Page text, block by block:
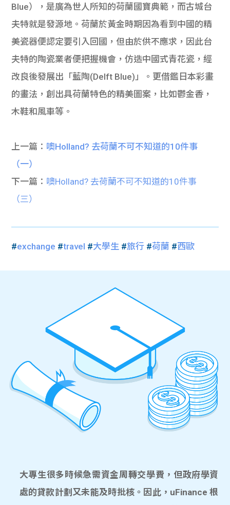
Blue），是廣為世人所知的荷蘭國寶典範，而古城台
夫特就是發源地。荷蘭於黃金時期因為看到中國的精
美瓷器便認定要引入回國，但由於供不應求，因此台
夫特的陶瓷業者便把握機會，仿造中國式青花瓷，經
改良後發展出「藍陶(Delft Blue)」。更借鑑日本彩畫
的畫法，創出具荷蘭特色的精美圖案，比如鬱金香，
木鞋和風車等。
上一篇： 噢Holland? 去荷蘭不可不知道的10件事
（一）
下一篇： 噢Holland? 去荷蘭不可不知道的10件事
（三）
#exchange #travel #大學生 #旅行 #荷蘭 #西歐
大專生很多時候急需資金周轉交學費，但政府學資
處的貸款計劃又未能及時批核。因此，uFinance 根